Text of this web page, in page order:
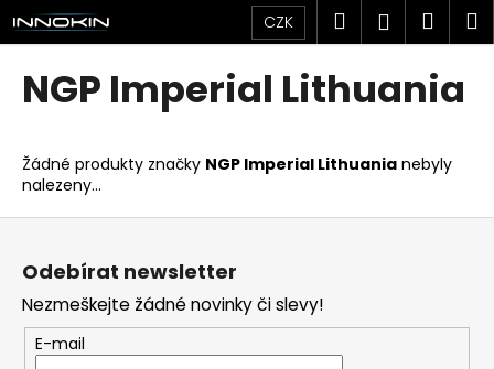
Přejít
na
obsah
CZK Hledat
NGP Imperial Lithuania
Žádné produkty značky NGP Imperial Lithuania nebyly
nalezeny...
K
o
o
p
ř
e
b
u
Z
Odebírat newsletter
Nezmeškejte žádné novinky či slevy!
E-mail